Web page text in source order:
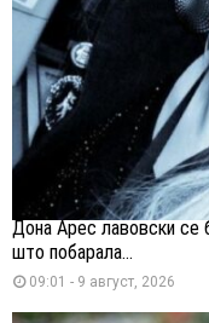
Дона Арес лавовски се
што побарала...
09:01 - 9 август, 2026